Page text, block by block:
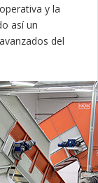
y la
así un
del